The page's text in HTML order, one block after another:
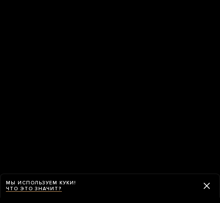
МЫ ИСПОЛЬЗУЕМ КУКИ!
ЧТО ЭТО ЗНАЧИТ?